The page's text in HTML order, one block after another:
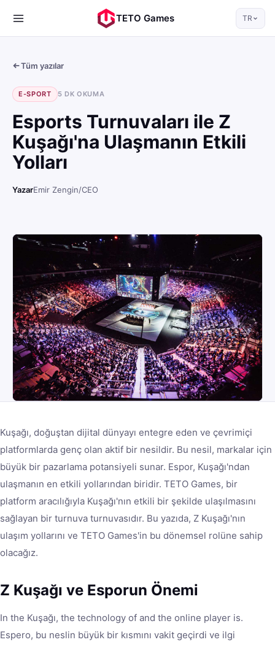
TETO Games TR
Tüm yazılar
E-SPORT 5 DK OKUMA
Esports Turnuvaları ile Z
Kuşağı'na Ulaşmanın Etkili
Yolları
YazarEmir Zengin/CEO
Kuşağı, doğuştan dijital dünyayı entegre eden ve çevrimiçi
platformlarda genç olan aktif bir nesildir. Bu nesil, markalar için
büyük bir pazarlama potansiyeli sunar. Espor, Kuşağı'ndan
ulaşmanın en etkili yollarından biridir. TETO Games, bir
platform aracılığıyla Kuşağı'nın etkili bir şekilde ulaşılmasını
sağlayan bir turnuva turnuvasıdır. Bu yazıda, Z Kuşağı'nın
ulaşım yollarını ve TETO Games'in bu dönemsel rolüne sahip
olacağız.
Z Kuşağı ve Esporun Önemi
In the Kuşağı, the technology of and the online player is.
Espero, bu neslin büyük bir kısmını vakit geçirdi ve ilgi